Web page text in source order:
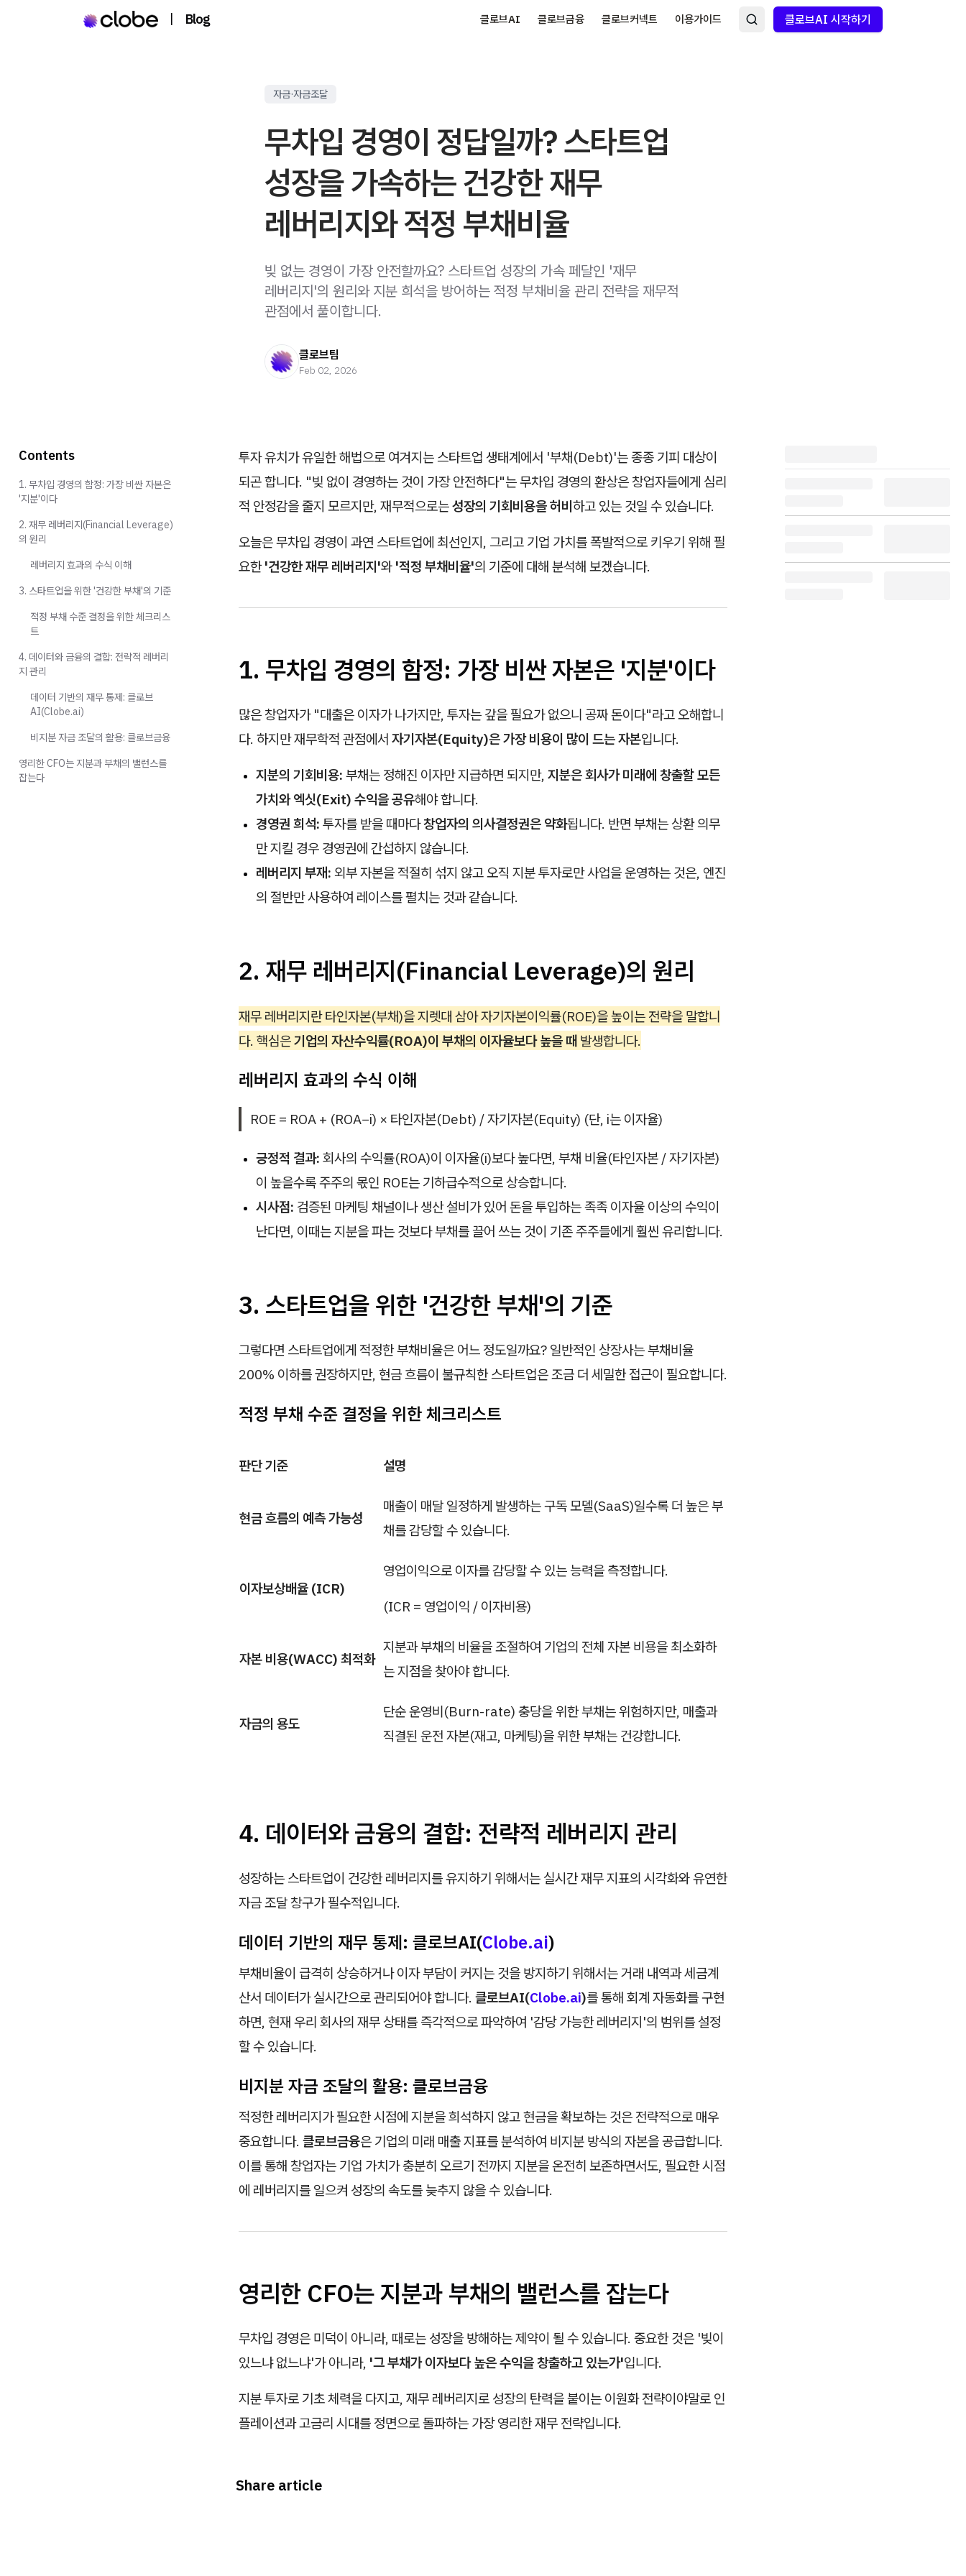
| Blog 클로브AI 클로브금융 클로브커넥트 이용가이드 클로브AI 시작하기
자금·자금조달
무차입 경영이 정답일까? 스타트업
성장을 가속하는 건강한 재무
레버리지와 적정 부채비율
빚 없는 경영이 가장 안전할까요? 스타트업 성장의 가속 페달인 '재무
레버리지'의 원리와 지분 희석을 방어하는 적정 부채비율 관리 전략을 재무적
관점에서 풀이합니다.
클로브팀
Feb 02, 2026
투자 유치가 유일한 해법으로 여겨지는 스타트업 생태계에서 '부채(Debt)'는 종종 기피 대상이
되곤 합니다. "빚 없이 경영하는 것이 가장 안전하다"는 무차입 경영의 환상은 창업자들에게 심리
적 안정감을 줄지 모르지만, 재무적으로는성장의 기회비용을 허비하고 있는 것일 수 있습니다.
오늘은 무차입 경영이 과연 스타트업에 최선인지, 그리고 기업 가치를 폭발적으로 키우기 위해 필
요한'건강한 재무 레버리지'와 '적정 부채비율'의 기준에 대해 분석해 보겠습니다.
1. 무차입 경영의 함정: 가장 비싼 자본은 '지분'이다
많은 창업자가 "대출은 이자가 나가지만, 투자는 갚을 필요가 없으니 공짜 돈이다"라고 오해합니
다. 하지만 재무학적 관점에서 자기자본(Equity)은 가장 비용이 많이 드는 자본입니다.
지분의 기회비용: 부채는 정해진 이자만 지급하면 되지만, 지분은 회사가 미래에 창출할 모든
가치와 엑싯(Exit) 수익을 공유해야 합니다.
경영권 희석: 투자를 받을 때마다창업자의 의사결정권은 약화됩니다. 반면 부채는 상환 의무
만 지킬 경우 경영권에 간섭하지 않습니다.
레버리지 부재: 외부 자본을 적절히 섞지 않고 오직 지분 투자로만 사업을 운영하는 것은, 엔진
의 절반만 사용하여 레이스를 펼치는 것과 같습니다.
2. 재무 레버리지(Financial Leverage)의 원리
재무 레버리지란 타인자본(부채)을 지렛대 삼아 자기자본이익률(ROE)을 높이는 전략을 말합니
다. 핵심은기업의 자산수익률(ROA)이 부채의 이자율보다 높을 때 발생합니다.
레버리지 효과의 수식 이해
ROE = ROA + (ROA−i) × 타인자본(Debt) / 자기자본(Equity) ​(단, i는 이자율)
긍정적 결과: 회사의 수익률(ROA)이 이자율(i)보다 높다면, 부채 비율(타인자본 / 자기자본)
이 높을수록 주주의 몫인 ROE는 기하급수적으로 상승합니다.
시사점: 검증된 마케팅 채널이나 생산 설비가 있어 돈을 투입하는 족족 이자율 이상의 수익이
난다면, 이때는 지분을 파는 것보다 부채를 끌어 쓰는 것이 기존 주주들에게 훨씬 유리합니다.
3. 스타트업을 위한 '건강한 부채'의 기준
그렇다면 스타트업에게 적정한 부채비율은 어느 정도일까요? 일반적인 상장사는 부채비율
200% 이하를 권장하지만, 현금 흐름이 불규칙한 스타트업은 조금 더 세밀한 접근이 필요합니다.
적정 부채 수준 결정을 위한 체크리스트
판단 기준 설명
현금 흐름의 예측 가능성
매출이 매달 일정하게 발생하는 구독 모델(SaaS)일수록 더 높은 부
채를 감당할 수 있습니다.
이자보상배율 (ICR)
영업이익으로 이자를 감당할 수 있는 능력을 측정합니다.
(ICR = 영업이익 / 이자비용)
자본 비용(WACC) 최적화
지분과 부채의 비율을 조절하여 기업의 전체 자본 비용을 최소화하
는 지점을 찾아야 합니다.
자금의 용도
단순 운영비(Burn-rate) 충당을 위한 부채는 위험하지만, 매출과
직결된 운전 자본(재고, 마케팅)을 위한 부채는 건강합니다.
4. 데이터와 금융의 결합: 전략적 레버리지 관리
성장하는 스타트업이 건강한 레버리지를 유지하기 위해서는 실시간 재무 지표의 시각화와 유연한
자금 조달 창구가 필수적입니다.
데이터 기반의 재무 통제: 클로브AI(Clobe.ai)
부채비율이 급격히 상승하거나 이자 부담이 커지는 것을 방지하기 위해서는 거래 내역과 세금계
산서 데이터가 실시간으로 관리되어야 합니다. 클로브AI(Clobe.ai)를 통해 회계 자동화를 구현
하면, 현재 우리 회사의 재무 상태를 즉각적으로 파악하여 '감당 가능한 레버리지'의 범위를 설정
할 수 있습니다.
비지분 자금 조달의 활용: 클로브금융
적정한 레버리지가 필요한 시점에 지분을 희석하지 않고 현금을 확보하는 것은 전략적으로 매우
중요합니다. 클로브금융은 기업의 미래 매출 지표를 분석하여 비지분 방식의 자본을 공급합니다.
이를 통해 창업자는 기업 가치가 충분히 오르기 전까지 지분을 온전히 보존하면서도, 필요한 시점
에 레버리지를 일으켜 성장의 속도를 늦추지 않을 수 있습니다.
영리한 CFO는 지분과 부채의 밸런스를 잡는다
무차입 경영은 미덕이 아니라, 때로는 성장을 방해하는 제약이 될 수 있습니다. 중요한 것은 '빚이
있느냐 없느냐'가 아니라, '그 부채가 이자보다 높은 수익을 창출하고 있는가'입니다.
지분 투자로 기초 체력을 다지고, 재무 레버리지로 성장의 탄력을 붙이는 이원화 전략이야말로 인
플레이션과 고금리 시대를 정면으로 돌파하는 가장 영리한 재무 전략입니다.
Share article
Contents
1. 무차입 경영의 함정: 가장 비싼 자본은
'지분'이다
2. 재무 레버리지(Financial Leverage)
의 원리
레버리지 효과의 수식 이해
3. 스타트업을 위한 '건강한 부채'의 기준
적정 부채 수준 결정을 위한 체크리스
트
4. 데이터와 금융의 결합: 전략적 레버리
지 관리
데이터 기반의 재무 통제: 클로브
AI(Clobe.ai)
비지분 자금 조달의 활용: 클로브금융
영리한 CFO는 지분과 부채의 밸런스를
잡는다